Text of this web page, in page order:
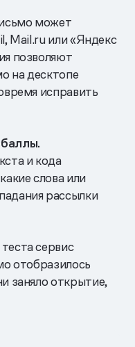
может
Mail.ru или «Яндекс
позволяют
на десктопе
исправить
и кода
слова или
рассылки
сервис
отобразилось
заняло открытие,